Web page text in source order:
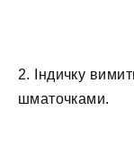
2. Індичку
шматочками.